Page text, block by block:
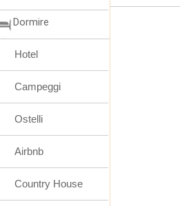
Dormire
Hotel
Campeggi
Ostelli
Airbnb
Country House